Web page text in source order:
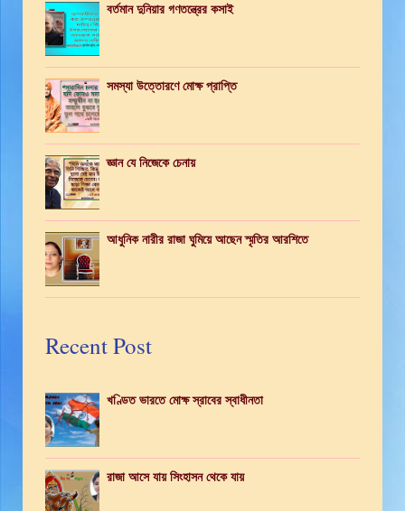
বর্তমান দুনিয়ার গণতন্ত্রের কসাই
সমস্যা উত্তোরণে মোক্ষ প্রাপ্তি
জ্ঞান যে নিজেকে চেনায়
আধুনিক নারীর রাজা ঘুমিয়ে আছেন স্মৃতির আরশিতে
Recent Post
খণ্ডিত ভারতে মোক্ষ স্রাবের স্বাধীনতা
রাজা আসে যায় সিংহাসন থেকে যায়